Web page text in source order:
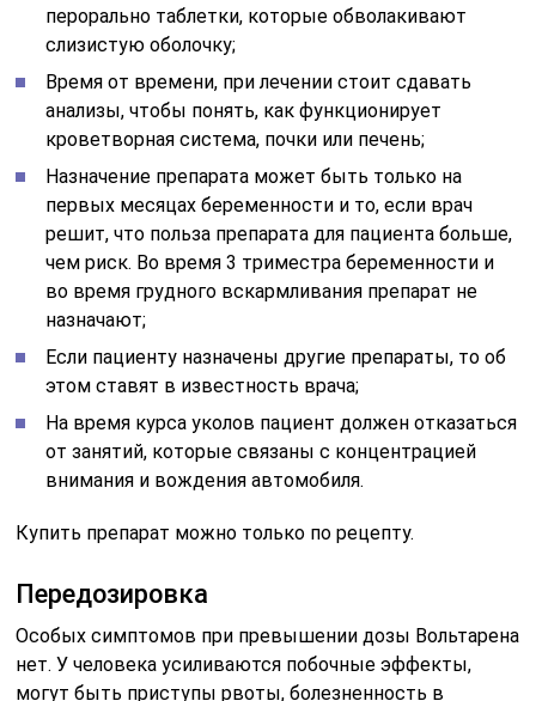
перорально таблетки, которые обволакивают
слизистую оболочку;
Время от времени, при лечении стоит сдавать
анализы, чтобы понять, как функционирует
кроветворная система, почки или печень;
Назначение препарата может быть только на
первых месяцах беременности и то, если врач
решит, что польза препарата для пациента больше,
чем риск. Во время 3 триместра беременности и
во время грудного вскармливания препарат не
назначают;
Если пациенту назначены другие препараты, то об
этом ставят в известность врача;
На время курса уколов пациент должен отказаться
от занятий, которые связаны с концентрацией
внимания и вождения автомобиля.
Купить препарат можно только по рецепту.
Передозировка
Особых симптомов при превышении дозы Вольтарена
нет. У человека усиливаются побочные эффекты,
могут быть приступы рвоты, болезненность в